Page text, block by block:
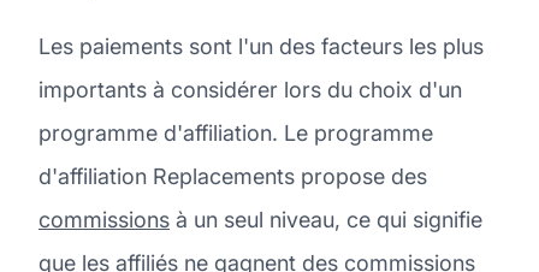
Les paiements sont l'un des facteurs les plus
importants à considérer lors du choix d'un
programme d'affiliation. Le programme
d'affiliation Replacements propose des
commissions à un seul niveau, ce qui signifie
que les affiliés ne gagnent des commissions